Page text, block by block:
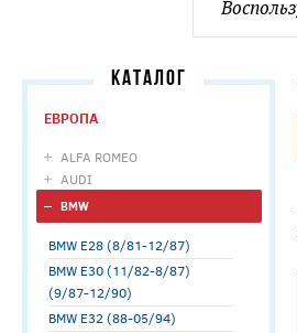
КАТАЛОГ
ЕВРОПА
ALFA ROMEO
AUDI
BMW
BMW E28 (8/81-12/87)
BMW E30 (11/82-8/87)
(9/87-12/90)
BMW E32 (88-05/94)